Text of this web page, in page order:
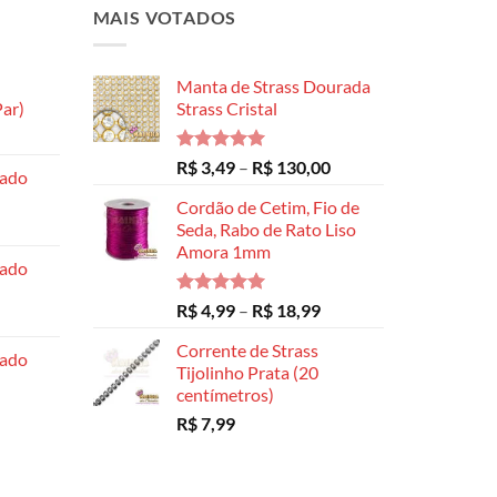
MAIS VOTADOS
Manta de Strass Dourada
Strass Cristal
Avaliação
5.00
de 5
R$3,49 – R$130,00Faixa
preço:
R$ 3,49
Cordão de Cetim, Fio de
Seda, Rabo de Rato Liso
Amora 1mm
Avaliação
5.00
de 5
R$4,99 – R$18,99Faixa
Corrente de Strass
Tijolinho Prata (20
centímetros)
R$7,99